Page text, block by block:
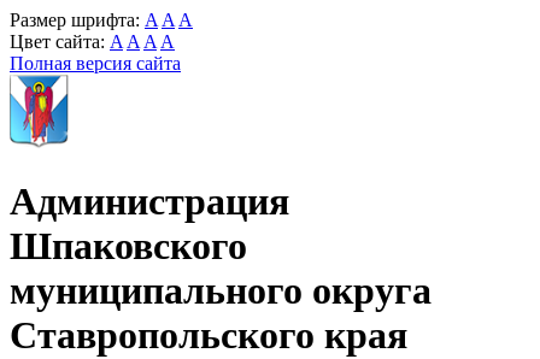
Размер шрифта: A A A
Цвет сайта: A A A A
Полная версия сайта
Администрация
Шпаковского
муниципального округа
Ставропольского края